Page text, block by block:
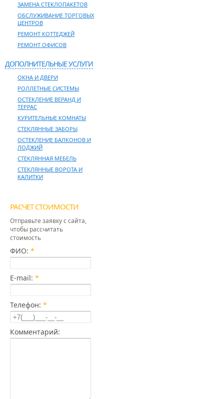
ЗАМЕНА СТЕКЛОПАКЕТОВ
ОБСЛУЖИВАНИЕ ТОРГОВЫХ
ЦЕНТРОВ
РЕМОНТ КОТТЕДЖЕЙ
РЕМОНТ ОФИСОВ
ДОПОЛНИТЕЛЬНЫЕ УСЛУГИ
ОКНА И ДВЕРИ
РОЛЛЕТНЫЕ СИСТЕМЫ
ОСТЕКЛЕНИЕ ВЕРАНД И
ТЕРРАС
КУРИТЕЛЬНЫЕ КОМНАТЫ
СТЕКЛЯННЫЕ ЗАБОРЫ
ОСТЕКЛЕНИЕ БАЛКОНОВ И
ЛОДЖИЙ
СТЕКЛЯННАЯ МЕБЕЛЬ
СТЕКЛЯННЫЕ ВОРОТА И
КАЛИТКИ
РАСЧЕТ СТОИМОСТИ
Отправьте заявку с сайта,
чтобы рассчитать
стоимость
ФИО: *
E-mail: *
Телефон: *
Комментарий: